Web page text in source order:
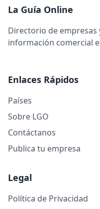
La Guía Online
Directorio de
información comercial
Enlaces Rápidos
Países
Sobre LGO
Contáctanos
Publica tu empresa
Legal
Política de Privacidad